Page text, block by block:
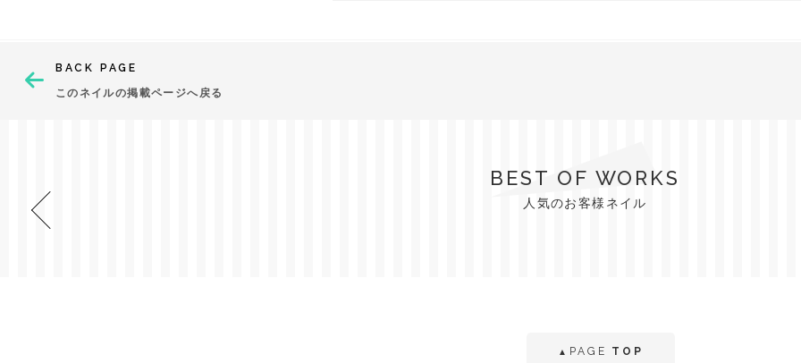
BACK PAGE
このネイルの掲載ページへ戻る
BEST OF WORKS
人気のお客様ネイル
▲ PAGE TOP